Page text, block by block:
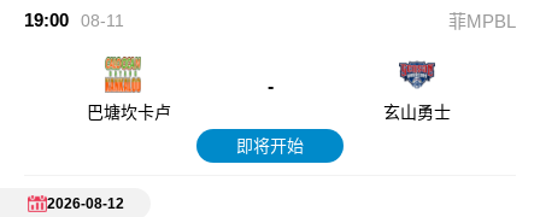
19:00 08-11 菲MPBL
巴塘坎卡卢
-
玄山勇士
即将开始
2026-08-12